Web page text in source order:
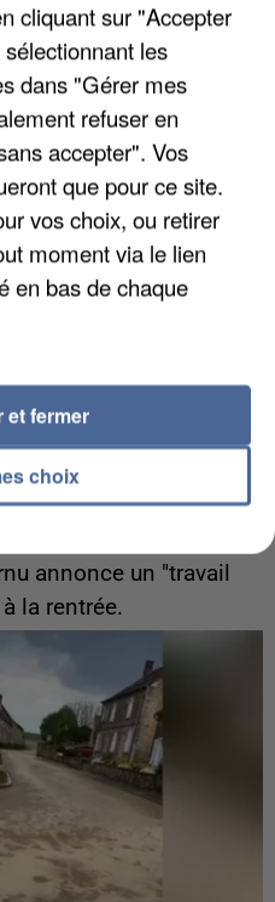
avait été interpellé
annonce un "travail
la rentrée.
cliquant sur "Accepter
les
dans "Gérer mes
refuser en
accepter". Vos
que pour ce site.
vos choix, ou retirer
moment via le lien
en bas de chaque
choix
et fermer